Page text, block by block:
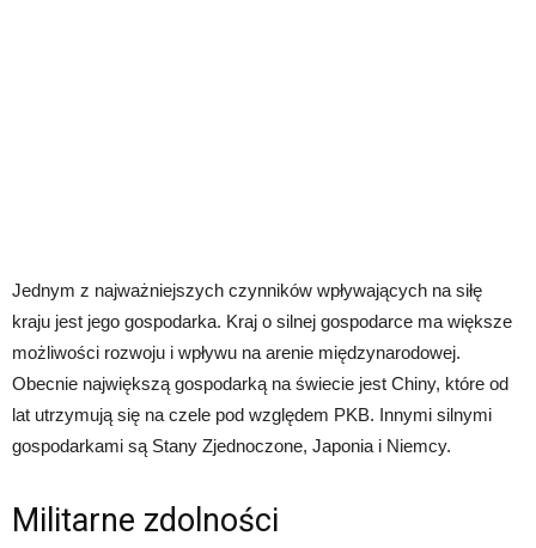
Jednym z najważniejszych czynników wpływających na siłę
kraju jest jego gospodarka. Kraj o silnej gospodarce ma większe
możliwości rozwoju i wpływu na arenie międzynarodowej.
Obecnie największą gospodarką na świecie jest Chiny, które od
lat utrzymują się na czele pod względem PKB. Innymi silnymi
gospodarkami są Stany Zjednoczone, Japonia i Niemcy.
Militarne zdolności